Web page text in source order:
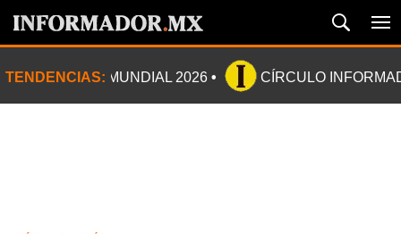
TENDENCIAS: MUNDIAL 2026 CÍRCULO